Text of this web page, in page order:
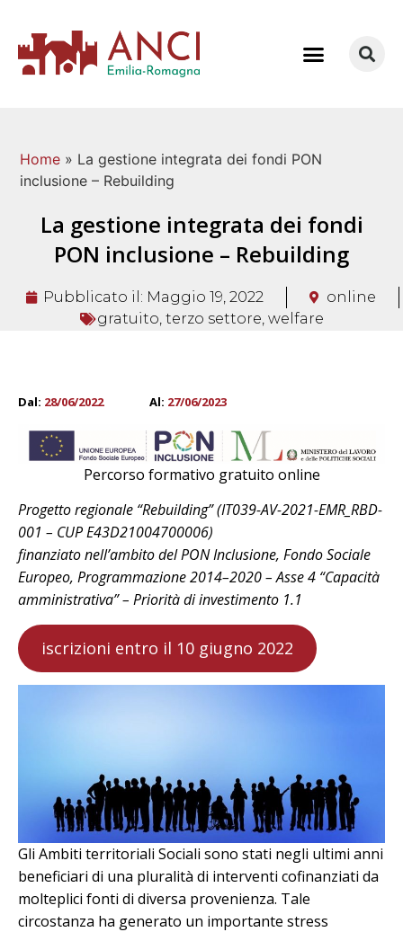
Home » La gestione integrata dei fondi PON
inclusione – Rebuilding
La gestione integrata dei fondi
PON inclusione – Rebuilding
Pubblicato il: Maggio 19, 2022
online
gratuito terzo settore welfare
Dal: 28/06/2022 Al: 27/06/2023
Percorso formativo gratuito online
Progetto regionale “Rebuilding” (IT039-AV-2021-EMR_RBD-
001 – CUP E43D21004700006)
finanziato nell’ambito del PON Inclusione, Fondo Sociale
Europeo, Programmazione 2014–2020 – Asse 4 “Capacità
amministrativa” – Priorità di investimento 1.1
iscrizioni entro il 10 giugno 2022
Gli Ambiti territoriali Sociali sono stati negli ultimi anni
beneficiari di una pluralità di interventi cofinanziati da
molteplici fonti di diversa provenienza. Tale
circostanza ha generato un importante stress